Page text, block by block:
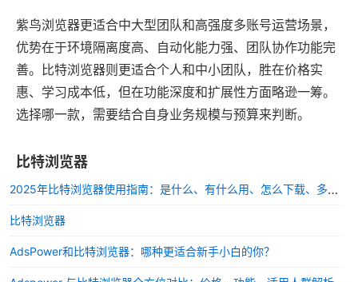
紫鸟浏览器更适合中大型团队和高强度多账号运营场景，
优势在于环境隔离度高、自动化能力强、团队协作功能完
善。比特浏览器则更适合个人和中小团队，胜在价格实
惠、学习成本低，但在功能深度和扩展性方面略逊一筹。
选择哪一款，需要结合自身业务规模与预算来判断。
比特浏览器
2025年比特浏览器使用指南：是什么、有什么用、怎么下载、多少钱？
比特浏览器
AdsPower和比特浏览器：哪种更适合新手小白的你？